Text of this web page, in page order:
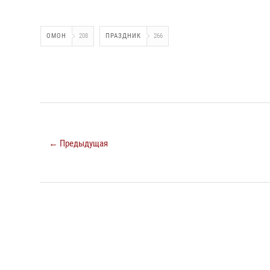
ОМОН 208 ПРАЗДНИК 266
← Предыдущая